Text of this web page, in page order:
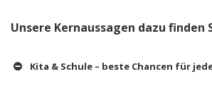
Unsere Kernaussagen dazu finden
Kita & Schule – beste Chancen für